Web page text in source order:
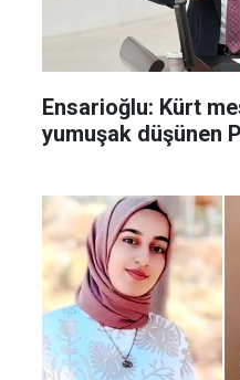
Ensarioğlu: Kürt
yumuşak düşünen